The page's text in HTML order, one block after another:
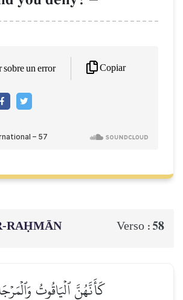
sobre un error Copiar
RAḤMĀN Verso : 58
كَأَنَّهُنَّ ٱلۡيَاقُوتُ